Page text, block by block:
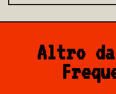
Altro